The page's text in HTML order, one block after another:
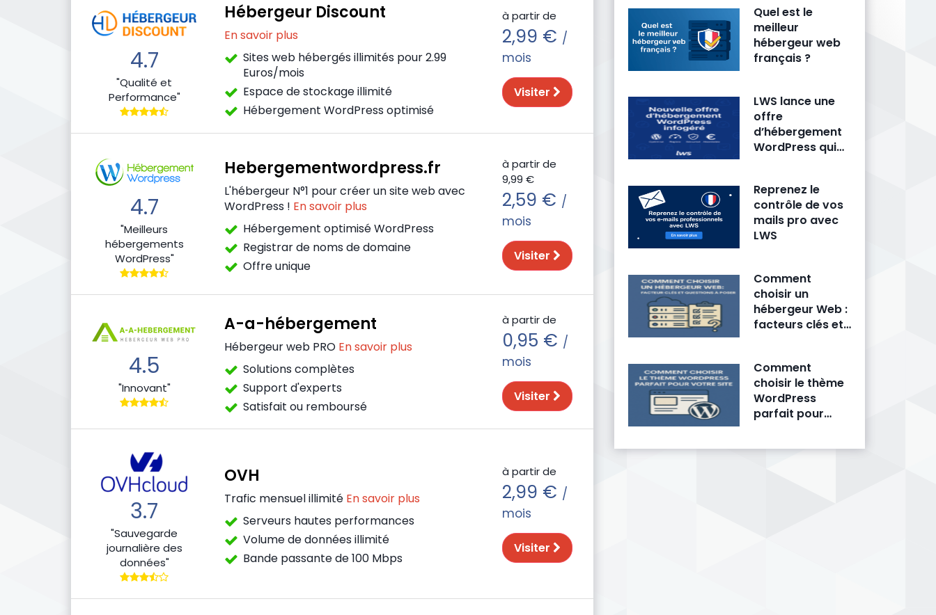
4.7
"Qualité et
Performance"
Hébergeur Discount
En savoir plus
Sites web hébergés illimités pour 2.99
Euros/mois
Espace de stockage illimité
Hébergement WordPress optimisé
à partir de
2,99 € /
mois
Visiter
4.7
"Meilleurs
hébergements
WordPress"
Hebergementwordpress.fr
L'hébergeur N°1 pour créer un site web avec
WordPress ! En savoir plus
Hébergement optimisé WordPress
Registrar de noms de domaine
Offre unique
à partir de
9,99 €
2,59 € /
mois
Visiter
4.5
"Innovant"
A-a-hébergement
Hébergeur web PRO En savoir plus
Solutions complètes
Support d'experts
Satisfait ou remboursé
à partir de
0,95 € /
mois
Visiter
3.7
"Sauvegarde
journalière des
données"
OVH
Trafic mensuel illimité En savoir plus
Serveurs hautes performances
Volume de données illimité
Bande passante de 100 Mbps
à partir de
2,99 € /
mois
Visiter
Quel est le
meilleur
hébergeur web
français ?
LWS lance une
offre
d’hébergement
WordPress qui
Reprenez le
contrôle de vos
mails pro avec
LWS
Comment
choisir un
hébergeur Web :
facteurs clés et
Comment
choisir le thème
WordPress
parfait pour